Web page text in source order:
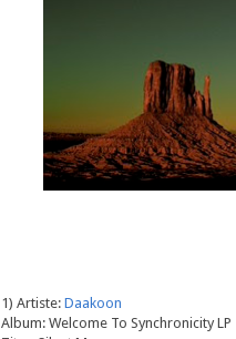
1) Artiste: Daakoon
Album: Welcome To Synchronicity LP